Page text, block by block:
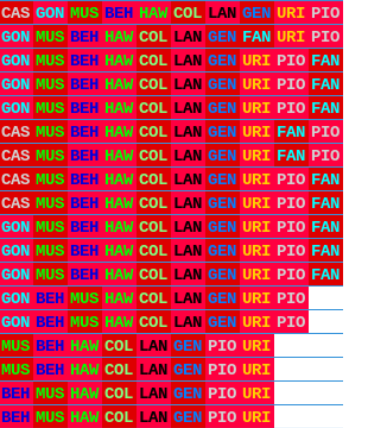
CAS GON MUS BEH HAW COL LAN GEN URI PIO
GON MUS BEH HAW COL LAN GEN FAN URI PIO
GON MUS BEH HAW COL LAN GEN URI PIO FAN
GON MUS BEH HAW COL LAN GEN URI PIO FAN
GON MUS BEH HAW COL LAN GEN URI PIO FAN
CAS MUS BEH HAW COL LAN GEN URI FAN PIO
CAS MUS BEH HAW COL LAN GEN URI FAN PIO
CAS MUS BEH HAW COL LAN GEN URI PIO FAN
CAS MUS BEH HAW COL LAN GEN URI PIO FAN
GON MUS BEH HAW COL LAN GEN URI PIO FAN
GON MUS BEH HAW COL LAN GEN URI PIO FAN
GON MUS BEH HAW COL LAN GEN URI PIO FAN
GON BEH MUS HAW COL LAN GEN URI PIO
GON BEH MUS HAW COL LAN GEN URI PIO
MUS BEH HAW COL LAN GEN PIO URI
MUS BEH HAW COL LAN GEN PIO URI
BEH MUS HAW COL LAN GEN PIO URI
BEH MUS HAW COL LAN GEN PIO URI